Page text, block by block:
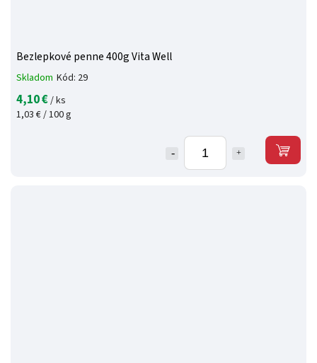
Bezlepkové penne 400g Vita Well
Skladom Kód: 29
4,10 €/ ks
1,03 € / 100 g